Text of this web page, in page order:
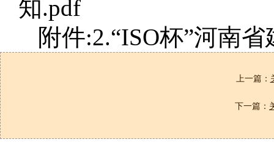
知.pdf
附件:2.“ISO杯”河南
上一篇：
下一篇：